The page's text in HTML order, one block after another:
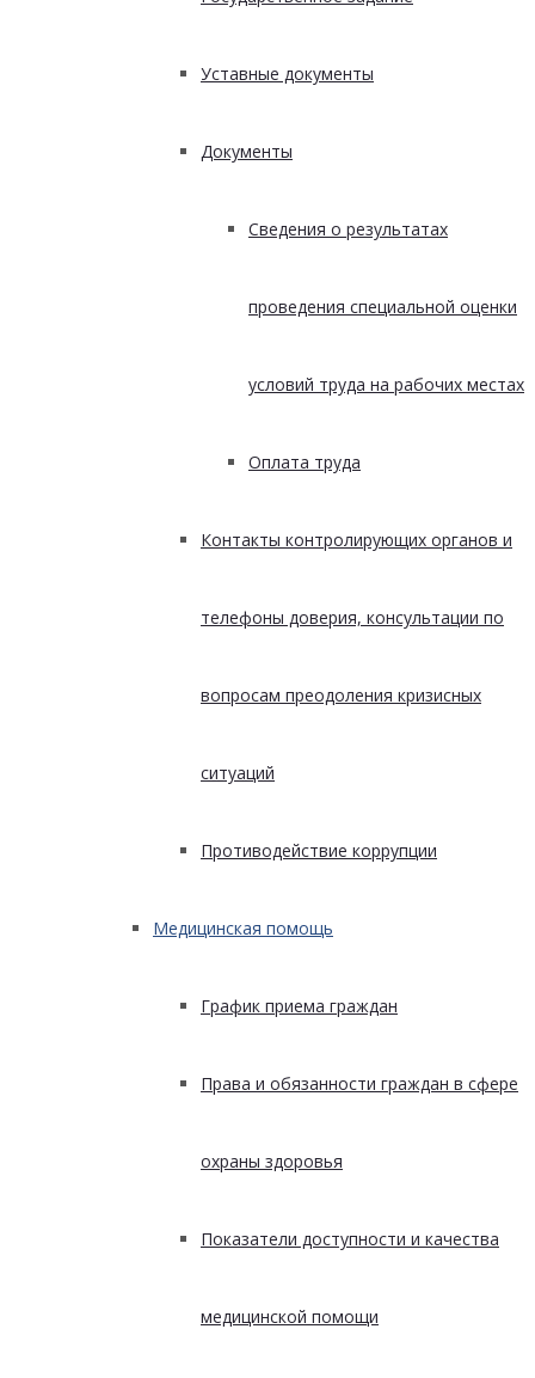
Уставные документы
Документы
Сведения о результатах
проведения специальной оценки
условий труда на рабочих местах
Оплата труда
Контакты контролирующих органов и
телефоны доверия, консультации по
вопросам преодоления кризисных
ситуаций
Противодействие коррупции
Медицинская помощь
График приема граждан
Права и обязанности граждан в сфере
охраны здоровья
Показатели доступности и качества
медицинской помощи